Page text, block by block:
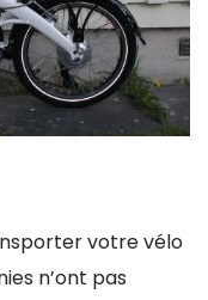
votre vélo
n’ont pas